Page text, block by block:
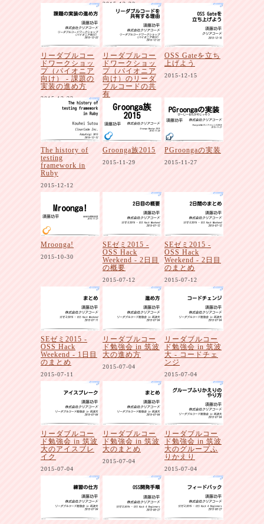
2015-12-22
リーダブルコー
ドワークショッ
プ（パイオニア
向け） - 課題の
実装の進め方
2015-12-22
リーダブルコー
ドワークショッ
プ（パイオニア
向け）のリーダ
ブルコードの共
有
2015-12-22
OSS Gateを立ち
上げよう
2015-12-15
The history of
testing
framework in
Ruby
2015-12-12
Groonga族2015
2015-11-29
PGroongaの実装
2015-11-27
Mroonga!
2015-10-30
SEゼミ2015 -
OSS Hack
Weekend - 2日目
の概要
2015-07-12
SEゼミ2015 -
OSS Hack
Weekend - 2日目
のまとめ
2015-07-12
SEゼミ2015 -
OSS Hack
Weekend - 1日目
のまとめ
2015-07-11
リーダブルコー
ド勉強会 in 筑波
大の進め方
2015-07-04
リーダブルコー
ド勉強会 in 筑波
大 - コードチェ
ンジ
2015-07-04
リーダブルコー
ド勉強会 in 筑波
大のアイスブレ
イク
2015-07-04
リーダブルコー
ド勉強会 in 筑波
大のまとめ
2015-07-04
リーダブルコー
ド勉強会 in 筑波
大のグループふ
りかえり
2015-07-04